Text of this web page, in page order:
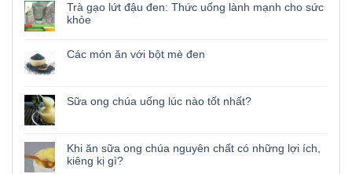
Trà gạo lứt đậu đen: Thức uống lành mạnh cho sức
khỏe
Các món ăn với bột mè đen
Sữa ong chúa uống lúc nào tốt nhất?
Khi ăn sữa ong chúa nguyên chất có những lợi ích,
kiêng kị gì?